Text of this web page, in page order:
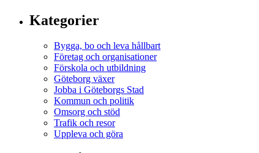
Kategorier
Bygga, bo och leva hållbart
Företag och organisationer
Förskola och utbildning
Göteborg växer
Jobba i Göteborgs Stad
Kommun och politik
Omsorg och stöd
Trafik och resor
Uppleva och göra